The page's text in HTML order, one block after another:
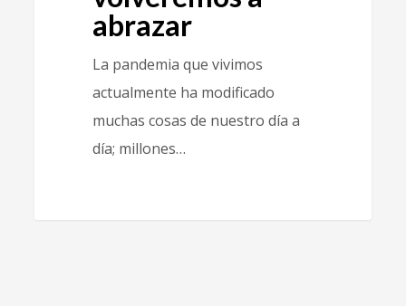
abrazar
La pandemia que vivimos
actualmente ha modificado
muchas cosas de nuestro día a
día; millones…